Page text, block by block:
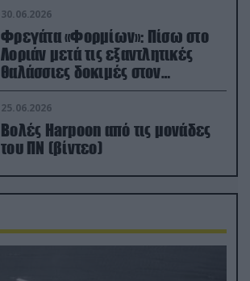
30.06.2026
Φρεγάτα «Φορμίων»: Πίσω στο
Λοριάν μετά τις εξαντλητικές
θαλάσσιες δοκιμές στον
απαιτητικό Βισκαϊκό
25.06.2026
Βολές Harpoon από τις μονάδες
του ΠΝ (βίντεο)